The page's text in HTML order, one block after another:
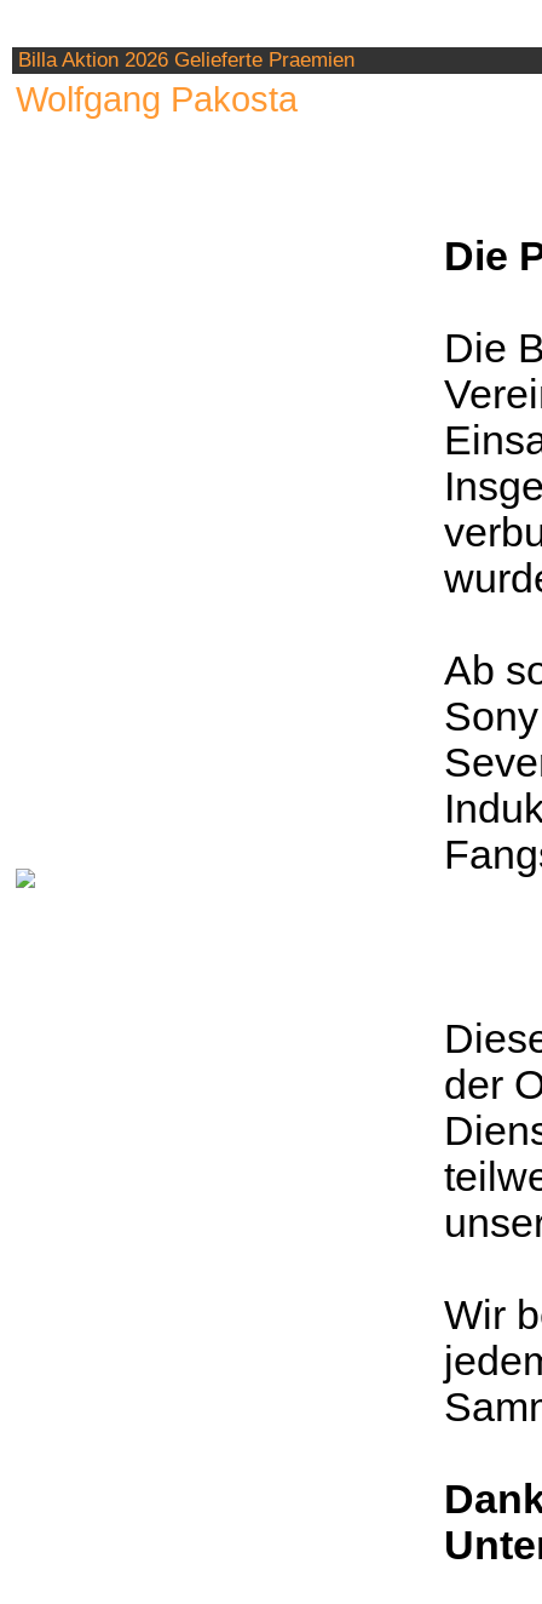
Billa Aktion 2026 Gelieferte Praemien
Wolfgang Pakosta
Die
​Die
Ab
der
​Wir